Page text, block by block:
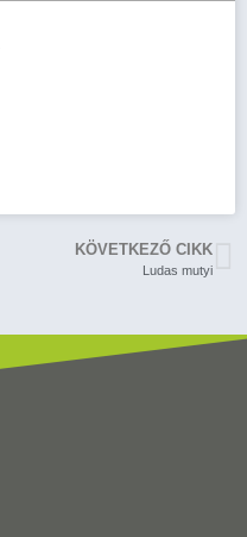
KÖVETKEZŐ CIKK
Ludas mutyi